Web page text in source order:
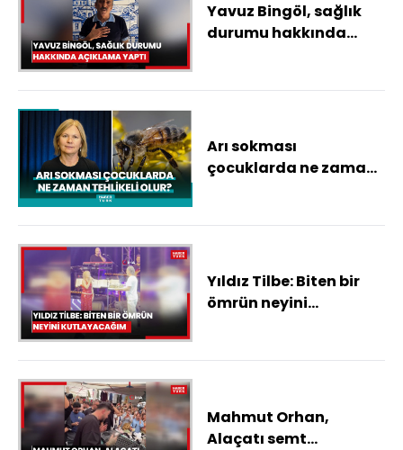
Yavuz Bingöl, sağlık
durumu hakkında
Arı sokması
çocuklarda ne zaman
Yıldız Tilbe: Biten bir
ömrün neyini
Mahmut Orhan,
Alaçatı semt